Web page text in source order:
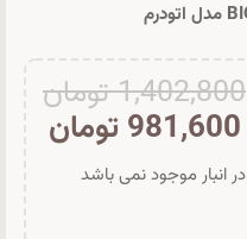
1,402,800تومان
981,600 تومان
در انبار موجود نمی باشد